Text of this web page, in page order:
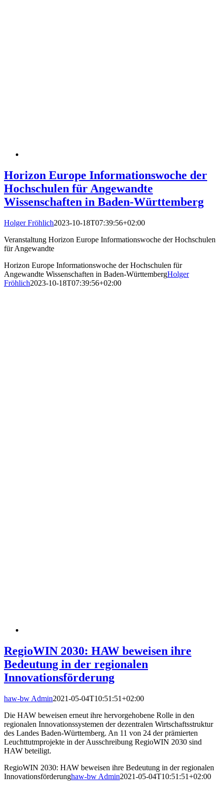
Horizon Europe Informationswoche der
Hochschulen für Angewandte
Wissenschaften in Baden-Württemberg
Holger Fröhlich2023-10-18T07:39:56+02:00
Veranstaltung Horizon Europe Informationswoche der Hochschulen
für Angewandte
Horizon Europe Informationswoche der Hochschulen für
Angewandte Wissenschaften in Baden-WürttembergHolger
Fröhlich2023-10-18T07:39:56+02:00
RegioWIN 2030: HAW beweisen ihre
Bedeutung in der regionalen
Innovationsförderung
haw-bw Admin2021-05-04T10:51:51+02:00
Die HAW beweisen erneut ihre hervorgehobene Rolle in den
regionalen Innovationssystemen der dezentralen Wirtschaftsstruktur
des Landes Baden-Württemberg. An 11 von 24 der prämierten
Leuchttutmprojekte in der Ausschreibung RegioWIN 2030 sind
HAW beteiligt.
RegioWIN 2030: HAW beweisen ihre Bedeutung in der regionalen
Innovationsförderunghaw-bw Admin2021-05-04T10:51:51+02:00